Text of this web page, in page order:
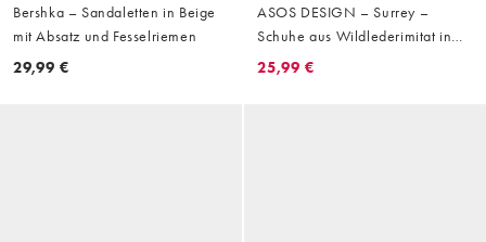
Bershka – Sandaletten in Beige
mit Absatz und Fesselriemen
29,99 €
ASOS DESIGN – Surrey –
Schuhe aus Wildlederimitat in
Schwarz mit mittelhohem
25,99 €